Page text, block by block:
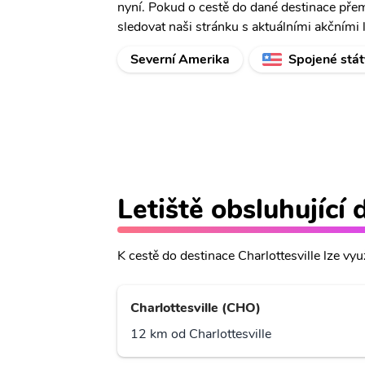
nyní. Pokud o cestě do dané destinace
sledovat naši stránku s aktuálními akčními
Severní Amerika
Spojené
Letiště obsluhující
K cestě do destinace Charlottesville lze
Charlottesville (CHO)
12 km od Charlottesville